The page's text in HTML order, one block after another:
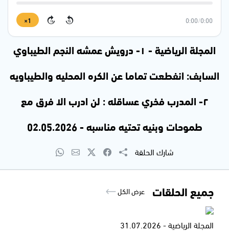
0:00
/
0:00
15
15
1×
المجلة الرياضية - ١- درويش عمشه النجم الطيباوي
السابف: انفطعت تماما عن الكره المحليه والطيباويه
٢- المدرب فخري عساقله : لن ادرب الا فرق مع
طموحات وبنيه تحتيه مناسبه - 02.05.2026
شارك الحلقة
جميع الحلقات عرض الكل
المجلة الرياضية - 31.07.2026